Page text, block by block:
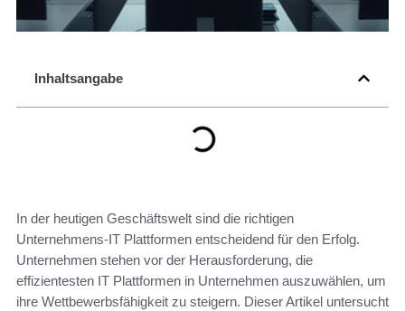
Inhaltsangabe
In der heutigen Geschäftswelt sind die richtigen
Unternehmens-IT Plattformen entscheidend für den Erfolg.
Unternehmen stehen vor der Herausforderung, die
effizientesten IT Plattformen in Unternehmen auszuwählen, um
ihre Wettbewerbsfähigkeit zu steigern. Dieser Artikel untersucht